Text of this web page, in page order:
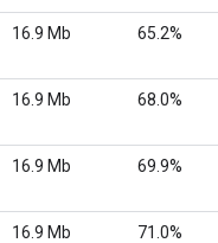
16.9 Mb 65.2%
16.9 Mb 68.0%
16.9 Mb 69.9%
16.9 Mb 71.0%